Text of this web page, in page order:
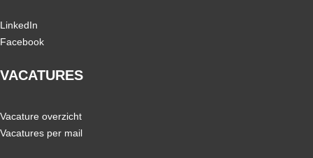
LinkedIn
Facebook
VACATURES
Vacature overzicht
Vacatures per mail